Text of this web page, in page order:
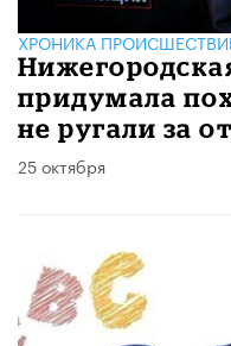
ХРОНИКА
придумала
не ругали за
25 октября